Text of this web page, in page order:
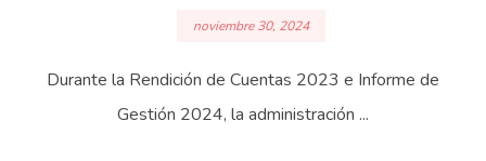
noviembre 30, 2024
Durante la Rendición de Cuentas 2023 e Informe de
Gestión 2024, la administración ...